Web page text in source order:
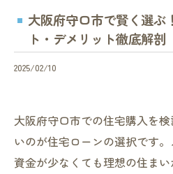
大阪府守口市で賢く選ぶ
ト・デメリット徹底解剖
2025/02/10
大阪府守口市での住宅購入を
いのが住宅ローンの選択です
資金が少なくても理想の住ま